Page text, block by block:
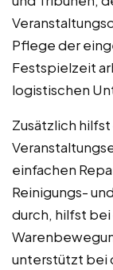
Pflege der
Festspielzeit
logistischen
Zusätzlich
einfachen
Reinigungs-
durch, hilfst
unterstützt bei